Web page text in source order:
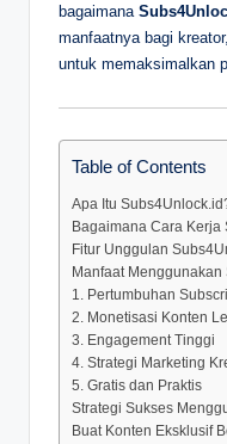
bagaimana
manfaatnya bagi
untuk memaksimalkan
Table of Contents
Apa Itu
Bagaimana Cara Kerja
Fitur Unggulan
Manfaat Menggunakan
1. Pertumbuhan
2. Monetisasi Konten
3. Engagement Tinggi
4. Strategi Marketing
5. Gratis dan Praktis
Strategi Sukses
Buat Konten Eksklusif